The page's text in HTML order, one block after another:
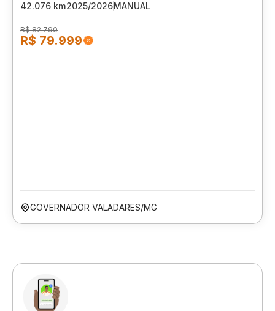
42.076 km2025/2026MANUAL
R$ 82.790
R$ 79.999
GOVERNADOR VALADARES/MG